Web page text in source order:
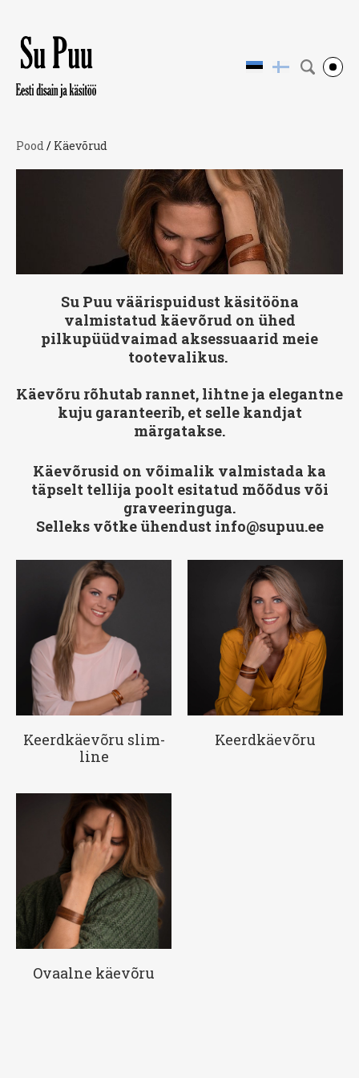
Pood / Käevõrud
Su Puu väärispuidust käsitööna
valmistatud käevõrud on ühed
pilkupüüdvaimad aksessuaarid meie
tootevalikus.
Käevõru rõhutab rannet, lihtne ja elegantne
kuju garanteerib, et selle kandjat
märgatakse.
Käevõrusid on võimalik valmistada ka
täpselt tellija poolt esitatud mõõdus või
graveeringuga.
Selleks võtke ühendust info@supuu.ee
Keerdkäevõru slim-
line
Keerdkäevõru
Ovaalne käevõru